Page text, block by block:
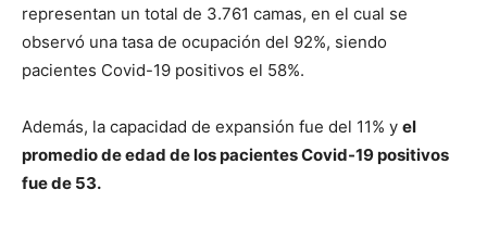
representan un total de 3.761 camas, en el cual se
observó una tasa de ocupación del 92%, siendo
pacientes Covid-19 positivos el 58%.
Además, la capacidad de expansión fue del 11% y el
promedio de edad de los pacientes Covid-19 positivos
fue de 53.